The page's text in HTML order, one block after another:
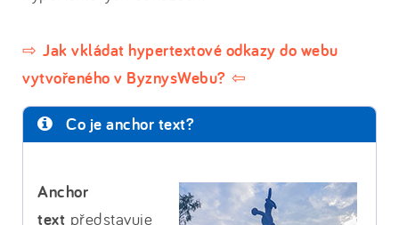
⇨ Jak vkládat hypertextové odkazy do webu
vytvořeného v ByznysWebu? ⇦
Co je anchor text?
Anchor
text představuje